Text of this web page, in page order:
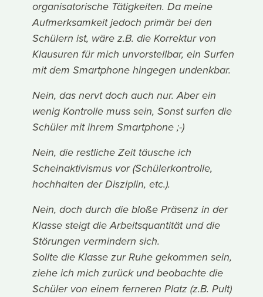
organisatorische Tätigkeiten. Da meine
Aufmerksamkeit jedoch primär bei den
Schülern ist, wäre z.B. die Korrektur von
Klausuren für mich unvorstellbar, ein Surfen
mit dem Smartphone hingegen undenkbar.
Nein, das nervt doch auch nur. Aber ein
wenig Kontrolle muss sein, Sonst surfen die
Schüler mit ihrem Smartphone ;-)
Nein, die restliche Zeit täusche ich
Scheinaktivismus vor (Schülerkontrolle,
hochhalten der Disziplin, etc.).
Nein, doch durch die bloße Präsenz in der
Klasse steigt die Arbeitsquantität und die
Störungen vermindern sich.
Sollte die Klasse zur Ruhe gekommen sein,
ziehe ich mich zurück und beobachte die
Schüler von einem ferneren Platz (z.B. Pult)